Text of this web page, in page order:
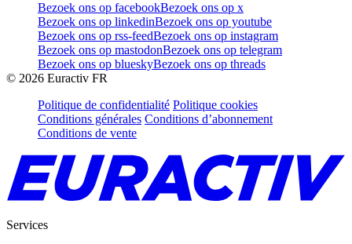
Bezoek ons op facebookBezoek ons op x
Bezoek ons op linkedinBezoek ons op youtube
Bezoek ons op rss-feedBezoek ons op instagram
Bezoek ons op mastodonBezoek ons op telegram
Bezoek ons op blueskyBezoek ons op threads
© 2026 Euractiv FR
Politique de confidentialité Politique cookies
Conditions générales Conditions d’abonnement
Conditions de vente
Services